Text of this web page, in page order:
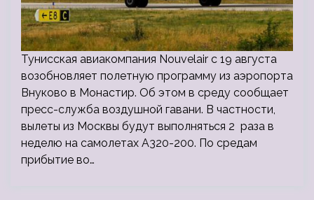
Тунисская авиакомпания Nouvelair с 19 августа
возобновляет полетную программу из аэропорта
Внуково в Монастир. Об этом в среду сообщает
пресс-служба воздушной гавани. В частности,
вылеты из Москвы будут выполняться 2 раза в
неделю на самолетах А320-200. По средам
прибытие во…